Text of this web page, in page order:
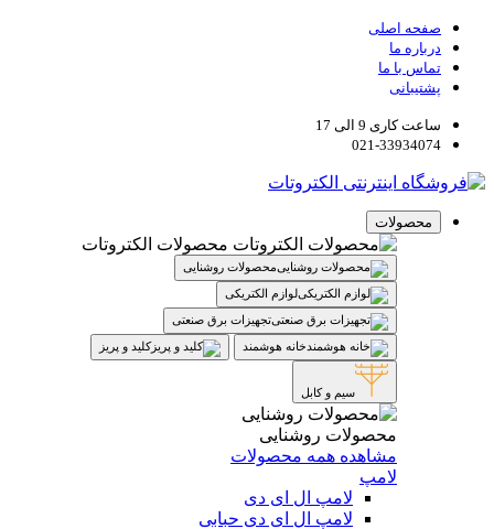
صفحه اصلی
درباره ما
تماس با ما
پشتیبانی
ساعت کاری 9 الی 17
021-33934074
محصولات
محصولات الکتروتات
محصولات روشنایی
لوازم الکتریکی
تجهیزات برق صنعتی
خانه هوشمند
کلید و پریز
سیم و کابل
محصولات روشنایی
مشاهده همه محصولات
لامپ
لامپ ال ای دی
لامپ ال ای دی حبابی